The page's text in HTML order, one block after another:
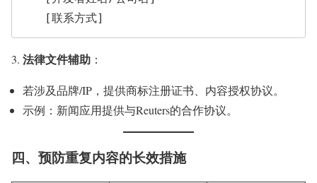
   [联系方式]
法律文件辅助 ：
若涉及品牌/IP，提供商标注册证书、内容授权协议。
示例：新闻应用提供与Reuters的合作协议。
四、预防重复内容的长效措施